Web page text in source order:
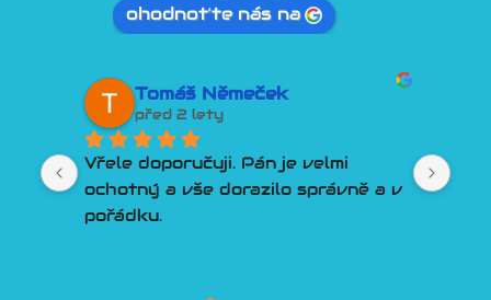
ohodnoťte nás na
Tomáš Němeček
před 2 lety
Vřele doporučuji. Pán je velmi
ochotný a vše dorazilo správně a v
pořádku.